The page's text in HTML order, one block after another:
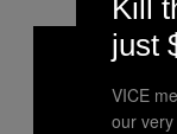
Kill
just
VICE
our